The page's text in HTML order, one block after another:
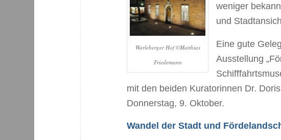
Warleberger Hof ©Matthias
Friedemann
weniger
und
Eine gute
Ausstellung
mit den beiden Kuratorinnen Dr.
Donnerstag, 9. Oktober.
Wandel der Stadt und